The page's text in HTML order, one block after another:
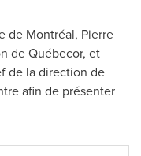
de Montréal, Pierre
de Québecor, et
de la direction de
afin de présenter